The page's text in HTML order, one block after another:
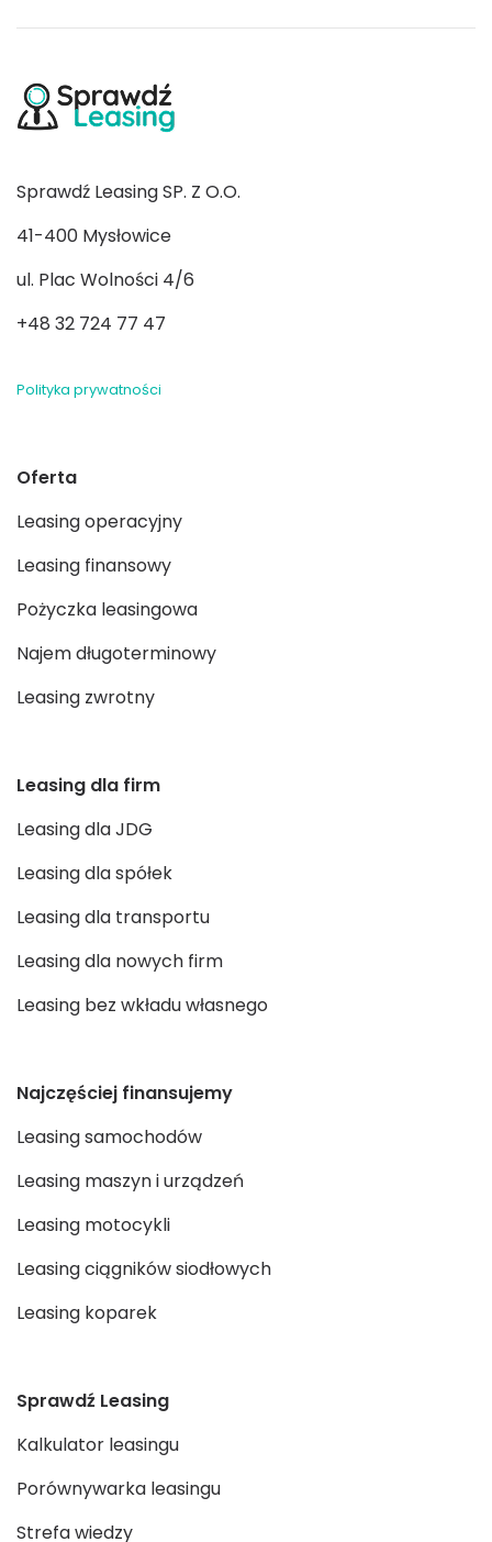
Sprawdź Leasing SP. Z O.O.
41-400 Mysłowice
ul. Plac Wolności 4/6
+48 32 724 77 47
Polityka prywatności
Oferta
Leasing operacyjny
Leasing finansowy
Pożyczka leasingowa
Najem długoterminowy
Leasing zwrotny
Leasing dla firm
Leasing dla JDG
Leasing dla spółek
Leasing dla transportu
Leasing dla nowych firm
Leasing bez wkładu własnego
Najczęściej finansujemy
Leasing samochodów
Leasing maszyn i urządzeń
Leasing motocykli
Leasing ciągników siodłowych
Leasing koparek
Sprawdź Leasing
Kalkulator leasingu
Porównywarka leasingu
Strefa wiedzy